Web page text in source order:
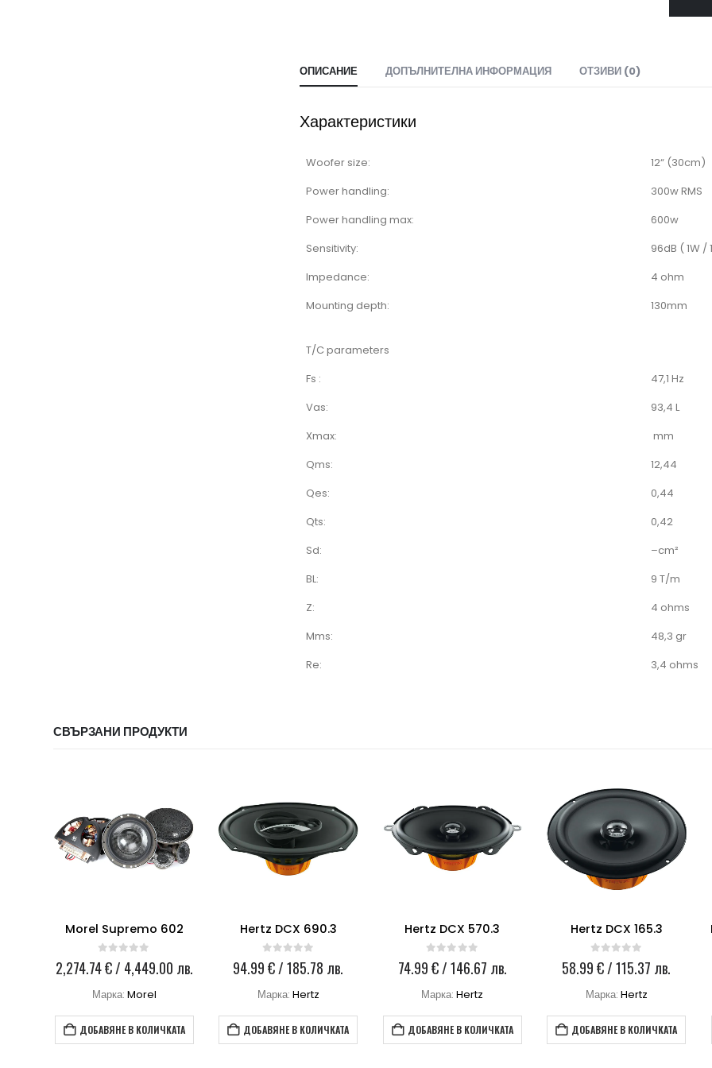
ОПИСАНИЕ ДОПЪЛНИТЕЛНА ИНФОРМАЦИЯ ОТЗИВИ (0)
Характеристики
Woofer size:
12“ (30cm)
Power handling:
300w RMS
Power handling max:
600w
Sensitivity:
96dB ( 1W /
Impedance:
4 ohm
Mounting depth:
130mm
T/C parameters
Fs :
47,1 Hz
Vas:
93,4 L
Xmax:
mm
Qms:
12,44
Qes:
0,44
Qts:
0,42
Sd:
–cm²
BL:
9 T/m
Z:
4 ohms
Mms:
48,3 gr
Re:
3,4 ohms
СВЪРЗАНИ ПРОДУКТИ
Morel Supremo 602
0 out of 5
2,274.74€/ 4,449.00 лв.
Марка: Morel
ДОБАВЯНЕ В КОЛИЧКАТА
Hertz DCX 690.3
0 out of 5
94.99€/ 185.78 лв.
Марка: Hertz
ДОБАВЯНЕ В КОЛИЧКАТА
Hertz DCX 570.3
0 out of 5
74.99€/ 146.67 лв.
Марка:Hertz
ДОБАВЯНЕ В КОЛИЧКАТА
Hertz DCX 165.3
0 out of 5
58.99€/ 115.37 лв.
Марка: Hertz
ДОБАВЯНЕ В КОЛИЧКАТА